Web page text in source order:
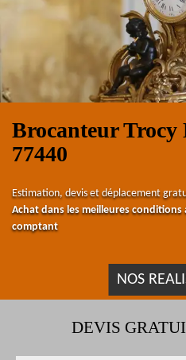
Brocanteur
77440
Estimation, devis et déplacement
Achat dans les meilleures
comptant
NOS
DEVIS